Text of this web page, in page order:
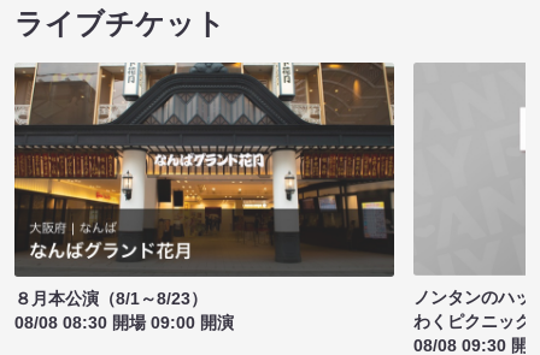
ライブチケット
８月本公演（8/1～8/23）
08/08 08:30 開場 09:00 開演
ノンタンのハッ
わくピクニック
08/08 09:30 開